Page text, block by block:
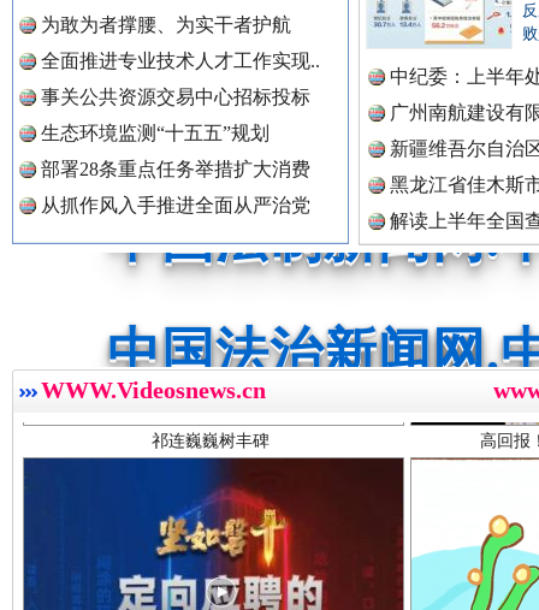
为敢为者撑腰、为实干者护航
全面推进专业技术人才工作实现..
事关公共资源交易中心招标投标
生态环境监测“十五五”规划
部署28条重点任务举措扩大消费
从抓作风入手推进全面从严治党
中纪委：上半年
广州南航建设有
新疆维吾尔自治
黑龙江省佳木斯
解读上半年全国
数据
中国公共新闻网.
中国法制新闻网.
中国法治新闻网.
中国法院新闻网.
中国检察新闻网.
WWW.Videosnews.cn
祁连巍巍树丰碑 高回报
一枚“钉子”竟然扎入要害部门